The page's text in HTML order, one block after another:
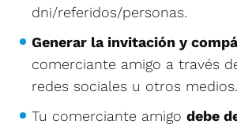
dni/referidos/personas.
Generar la invitación y
comerciante amigo a través
redes sociales u otros medios.
Tu comerciante amigo debe